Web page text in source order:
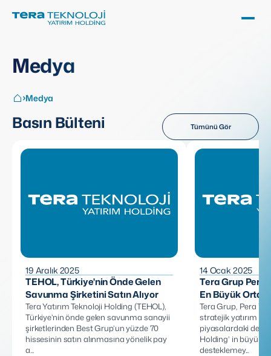
Medya
Medya
Basın Bülteni
19 Aralık 2025
TEHOL, Türkiye'nin Önde Gelen
Savunma Şirketini Satın Alıyor
Tera Yatırım Teknoloji Holding (TEHOL),
Türkiye’nin önde gelen savunma sanayii
şirketlerinden Best Grup’un yüzde 70
hissesinin satın alınmasına yönelik pay
a...
14 Ocak 2025
Tera Grup Pera
En Büyük
Tera Grup, Pera
stratejik yatırım
piyasalardaki
Holding’ in
desteklemey...
Tümünü Gör